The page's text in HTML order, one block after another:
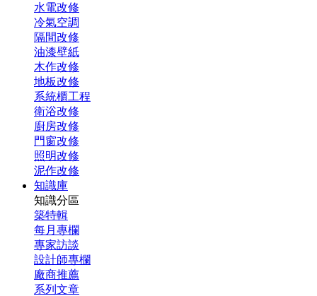
水電改修
冷氣空調
隔間改修
油漆壁紙
木作改修
地板改修
系統櫃工程
衛浴改修
廚房改修
門窗改修
照明改修
泥作改修
知識庫
知識分區
築特輯
每月專欄
專家訪談
設計師專欄
廠商推薦
系列文章